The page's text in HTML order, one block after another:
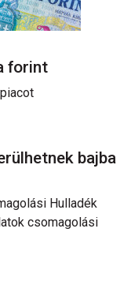
forint
bajba
Hulladék
csomagolási